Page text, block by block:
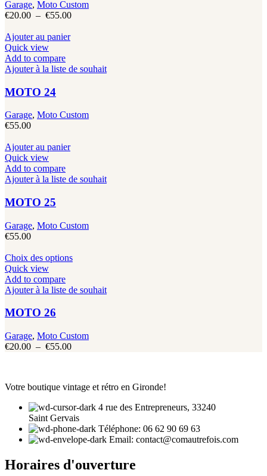
être
du
produit
Garage, Moto Custom
€20.00 – €55.00Plage
€55.00
Ajouter au panier
Quick view
Add to compare
Ajouter à la liste de souhait
MOTO 24
Garage, Moto Custom
€55.00
Ajouter au panier
Quick view
Add to compare
Ajouter à la liste de souhait
MOTO 25
Garage, Moto Custom
€55.00
Choix des optionsCe
plusieurs
peuvent
être
page
produit
Quick view
Add to compare
Ajouter à la liste de souhait
MOTO 26
Garage, Moto Custom
€20.00 – €55.00Plage
à
Votre boutique vintage et rétro en Gironde!
4 rue des Entrepreneurs, 33240
Saint Gervais
Téléphone: 06 62 90 69 63
Email: contact@comautrefois.com
Horaires d'ouverture